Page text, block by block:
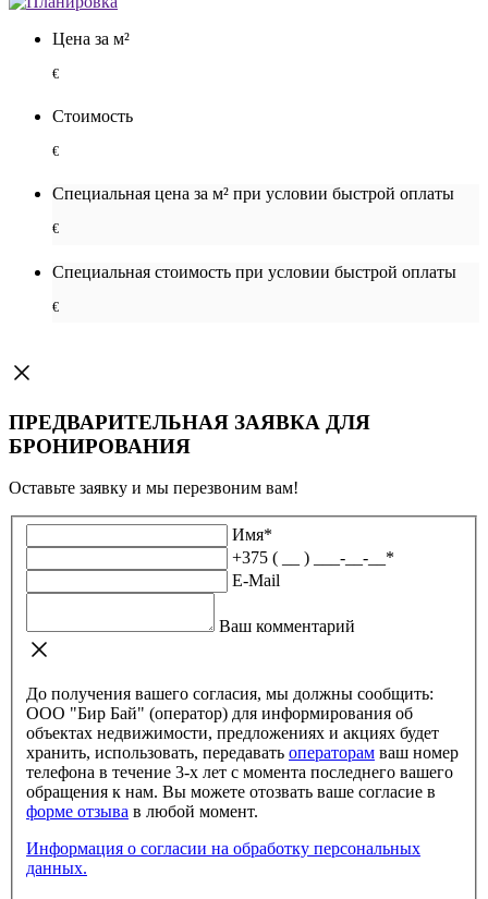
Цена за м²
€
Стоимость
€
Специальная цена за м² при условии быстрой оплаты
€
Специальная cтоимость при условии быстрой оплаты
€
ПРЕДВАРИТЕЛЬНАЯ ЗАЯВКА ДЛЯ
БРОНИРОВАНИЯ
Оставьте заявку и мы перезвоним вам!
Имя*
+375 ( __ ) ___-__-__ *
E-Mail
Ваш комментарий
До получения вашего согласия, мы должны сообщить:
ООО "Бир Бай" (оператор) для информирования об
объектах недвижимости, предложениях и акциях будет
хранить, использовать, передавать операторам
телефона в течение 3-х лет с момента последнего вашего
обращения к нам. Вы можете отозвать ваше согласие в
форме отзыва
в любой момент.
Информация о согласии на обработку персональных
данных.